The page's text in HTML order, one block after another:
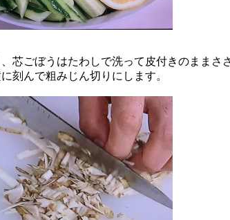
芯ごぼうはたわしで洗って皮付きのままさ
刻んで粗みじん切りにします。